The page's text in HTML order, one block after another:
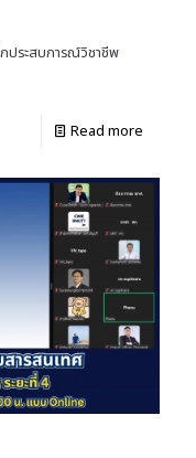
กประสบการณ์วิชาชีพ
Read more